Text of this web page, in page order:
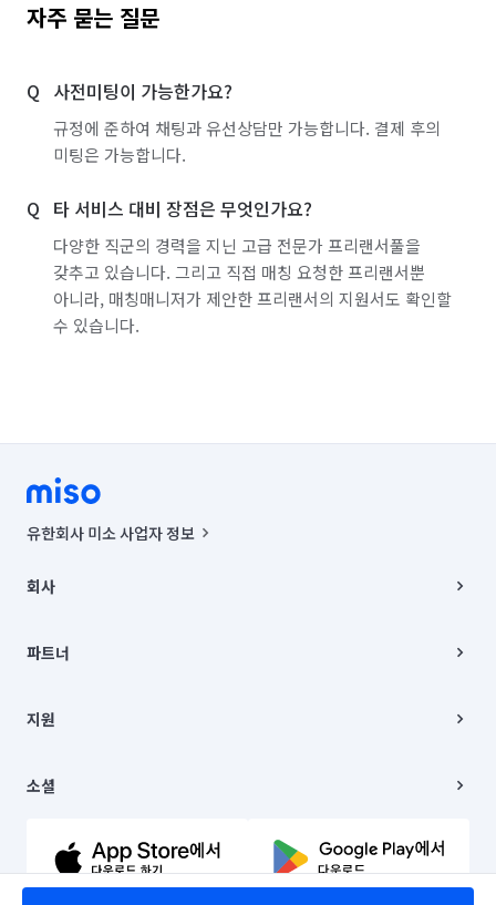
자주 묻는 질문
사전미팅이 가능한가요?
규정에 준하여 채팅과 유선상담만 가능합니다. 결제 후의
미팅은 가능합니다.
타 서비스 대비 장점은 무엇인가요?
다양한 직군의 경력을 지닌 고급 전문가 프리랜서풀을
갖추고 있습니다. 그리고 직접 매칭 요청한 프리랜서뿐
아니라, 매칭매니저가 제안한 프리랜서의 지원서도 확인할
수 있습니다.
유한회사 미소 사업자 정보
00019 |
주소 | 본사: 서울특별시 종로구 율곡로 6(중학동, 트윈트리빌딩) B동 5층
컨택센터 : 서울특별시 종로구 수송동 율곡로 24, 7층, 8층 미소
상품, 상품정보, 거래에 관한 의무와 책임은 거래당사자에게 있습니다.
언론 보도 관련 문의:
© 유한회사 미소. Miso, Inc. All Rights Reserved.
회사
채용
파트너
이사
지원
이용약관
문의하기
소셜
유튜브